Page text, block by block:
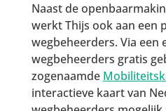
Naast de
werkt Thijs ook aan een
wegbeheerders. Via een
wegbeheerders gratis
zogenaamde
interactieve kaart van